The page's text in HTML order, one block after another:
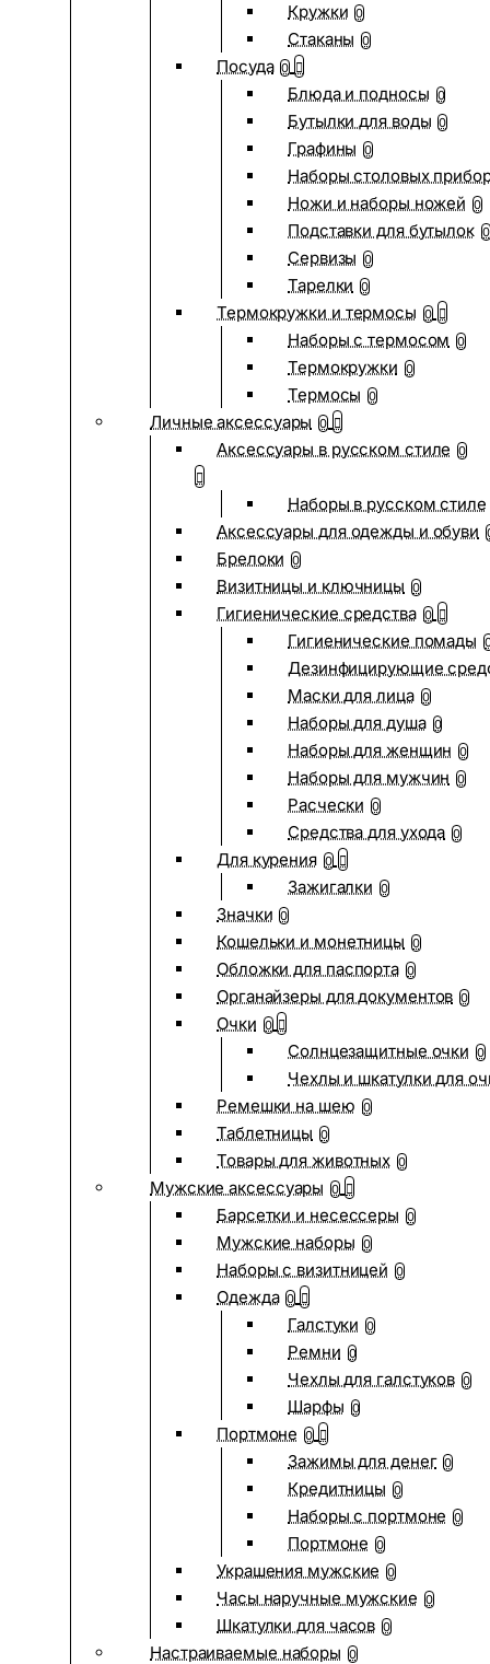
Кружки 0
Стаканы 0
Посуда 0
Блюда и подносы 0
Бутылки для воды 0
Графины 0
Наборы столовых
Ножи и наборы ножей 0
Подставки для бутылок 0
Сервизы 0
Тарелки 0
Термокружки и термосы 0
Наборы с термосом 0
Термокружки 0
Термосы 0
Личные аксессуары 0
Аксессуары в русском стиле 0
Наборы в русском стиле
Аксессуары для одежды и обуви
Брелоки 0
Визитницы и ключницы 0
Гигиенические средства 0
Гигиенические помады
Дезинфицирующие
Маски для лица 0
Наборы для душа 0
Наборы для женщин 0
Наборы для мужчин 0
Расчески 0
Средства для ухода 0
Для курения 0
Зажигалки 0
Значки 0
Кошельки и монетницы 0
Обложки для паспорта 0
Органайзеры для документов 0
Очки 0
Солнцезащитные очки 0
Чехлы и шкатулки для
Ремешки на шею 0
Таблетницы 0
Товары для животных 0
Мужские аксессуары 0
Барсетки и несессеры 0
Мужские наборы 0
Наборы с визитницей 0
Одежда 0
Галстуки 0
Ремни 0
Чехлы для галстуков 0
Шарфы 0
Портмоне 0
Зажимы для денег 0
Кредитницы 0
Наборы с портмоне 0
Портмоне 0
Украшения мужские 0
Часы наручные мужские 0
Шкатулки для часов 0
Настраиваемые наборы 0